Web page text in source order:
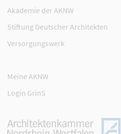
Akademie der AKNW
Stiftung Deutscher Architekten
Versorgungswerk
Meine AKNW
Login GrinS